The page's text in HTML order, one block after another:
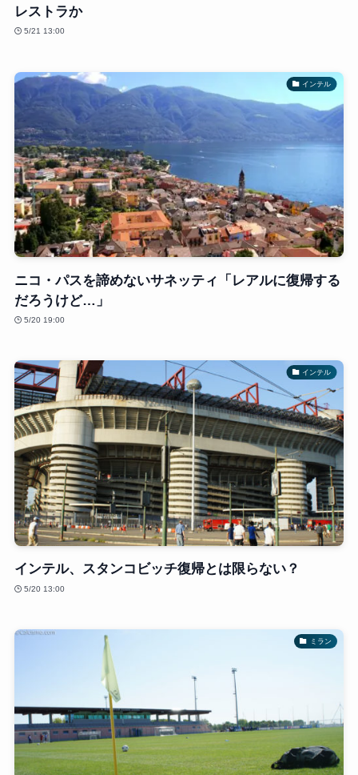
レストラか
5/21 13:00
インテル
ニコ・パスを諦めないサネッティ「レアルに復帰する
だろうけど…」
5/20 19:00
インテル
インテル、スタンコビッチ復帰とは限らない？
5/20 13:00
ミラン